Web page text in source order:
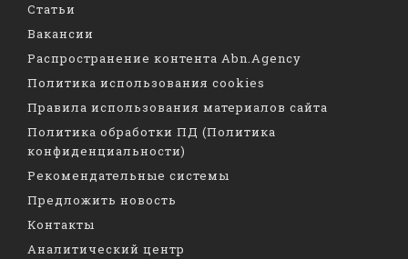
Статьи
Вакансии
Распространение контента Abn.Agency
Политика использования cookies
Правила использования материалов сайта
Политика обработки ПД (Политика
конфиденциальности)
Рекомендательные системы
Предложить новость
Контакты
Аналитический центр